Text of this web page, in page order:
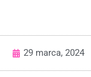
29 marca, 2024